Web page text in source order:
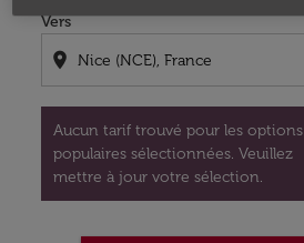
Vers
location_on
Aucun tarif trouvé pour les options
populaires sélectionnées. Veuillez
mettre à jour votre sélection.